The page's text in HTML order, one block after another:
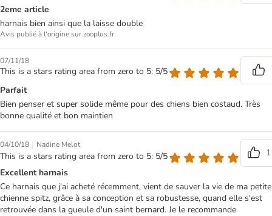
2eme article
harnais bien ainsi que la laisse double
Avis publié à l'origine sur zooplus.fr
07/11/18
This is a stars rating area from zero to 5: 5/5
Parfait
Bien penser et super solide même pour des chiens bien costaud. Très
bonne qualité et bon maintien
04/10/18 | Nadine Melot
This is a stars rating area from zero to 5: 5/5
1
Excellent harnais
Ce harnais que j'ai acheté récemment, vient de sauver la vie de ma petite
chienne spitz, grâce à sa conception et sa robustesse, quand elle s'est
retrouvée dans la gueule d'un saint bernard. Je le recommande